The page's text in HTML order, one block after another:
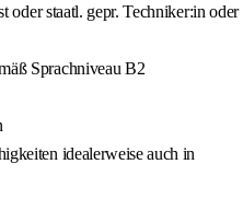
oder staatl. gepr. Techniker:in oder
Sprachniveau B2
idealerweise auch in